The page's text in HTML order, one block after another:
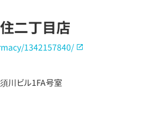
二丁目店
1342157840/
川ビル1FA号室